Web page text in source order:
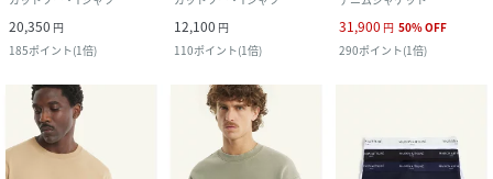
20,350 円
185ポイント(1倍)
12,100 円
110ポイント(1倍)
31,900 円 50%OFF
290ポイント(1倍)